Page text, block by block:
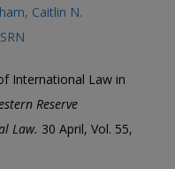
Caitlin N.
International Law in
Reserve
Law. 30 April, Vol. 55,